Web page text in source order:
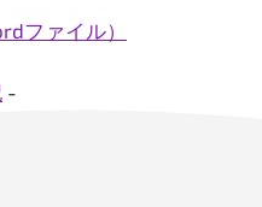
ファイル）
-